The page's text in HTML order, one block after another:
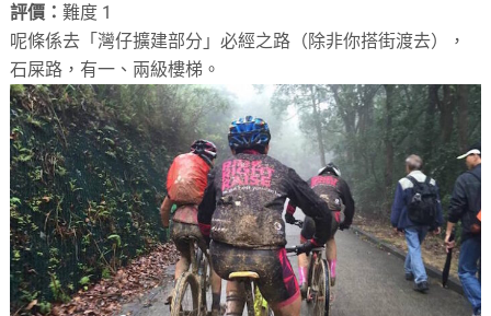
評價：難度 1
呢條係去「灣仔擴建部分」必經之路（除非你搭街渡去），
石屎路，有一、兩級樓梯。